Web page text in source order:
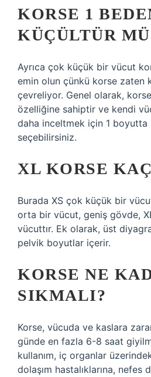
KORSE 1
KÜÇÜLTÜR
Ayrıca çok küçük bir vücut
emin olun çünkü korse zaten
çevreliyor. Genel olarak,
özelliğine sahiptir ve kendi
daha inceltmek için 1
seçebilirsiniz.
XL KORSE
Burada XS çok küçük bir
orta bir vücut, geniş gövde,
vücuttır. Ek olarak, üst
pelvik boyutlar içerir.
KORSE NE
SIKMALI?
Korse, vücuda ve kaslara
günde en fazla 6-8 saat
kullanım, iç organlar
dolaşım hastalıklarına, nefes